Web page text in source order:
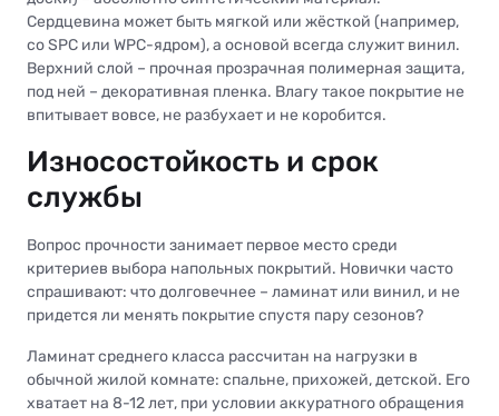
Сердцевина может быть мягкой или жёсткой (например,
со SPC или WPC-ядром), а основой всегда служит винил.
Верхний слой – прочная прозрачная полимерная защита,
под ней – декоративная пленка. Влагу такое покрытие не
впитывает вовсе, не разбухает и не коробится.
Износостойкость и срок
службы
Вопрос прочности занимает первое место среди
критериев выбора напольных покрытий. Новички часто
спрашивают: что долговечнее – ламинат или винил, и не
придется ли менять покрытие спустя пару сезонов?
Ламинат среднего класса рассчитан на нагрузки в
обычной жилой комнате: спальне, прихожей, детской. Его
хватает на 8-12 лет, при условии аккуратного обращения